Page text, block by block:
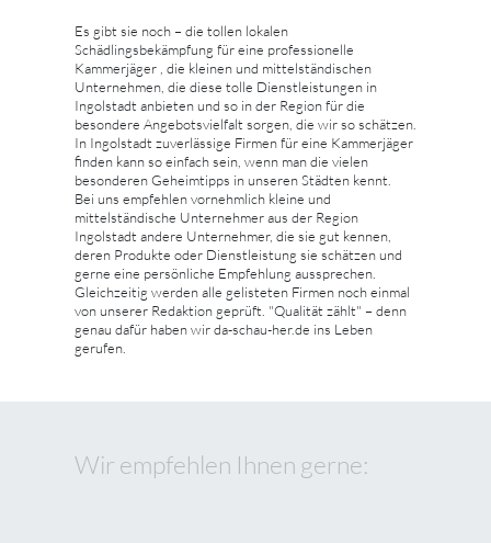
Es gibt sie noch – die tollen lokalen
Schädlingsbekämpfung für eine professionelle
Kammerjäger , die kleinen und mittelständischen
Unternehmen, die diese tolle Dienstleistungen in
Ingolstadt anbieten und so in der Region für die
besondere Angebotsvielfalt sorgen, die wir so schätzen.
In Ingolstadt zuverlässige Firmen für eine Kammerjäger
finden kann so einfach sein, wenn man die vielen
besonderen Geheimtipps in unseren Städten kennt.
Bei uns empfehlen vornehmlich kleine und
mittelständische Unternehmer aus der Region
Ingolstadt andere Unternehmer, die sie gut kennen,
deren Produkte oder Dienstleistung sie schätzen und
gerne eine persönliche Empfehlung aussprechen.
Gleichzeitig werden alle gelisteten Firmen noch einmal
von unserer Redaktion geprüft. "Qualität zählt" – denn
genau dafür haben wir da-schau-her.de ins Leben
gerufen.
Wir empfehlen Ihnen gerne: